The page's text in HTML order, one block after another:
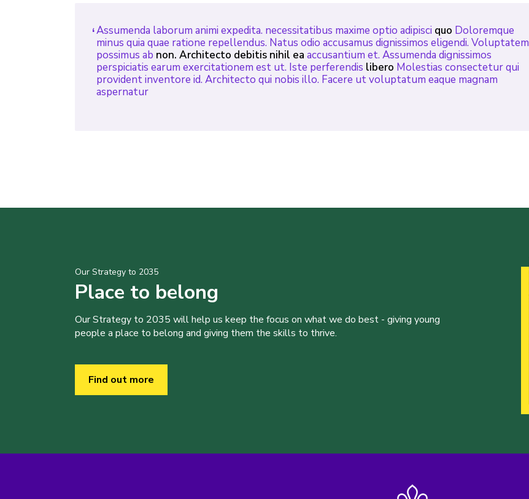
Assumenda laborum animi expedita. necessitatibus maxime optio adipisci quo Doloremque
minus quia quae ratione repellendus. Natus odio accusamus dignissimos eligendi. Voluptatem
possimus ab non. Architecto debitis nihil ea accusantium et. Assumenda dignissimos
perspiciatis earum exercitationem est ut. Iste perferendis libero Molestias consectetur qui
provident inventore id. Architecto qui nobis illo. Facere ut voluptatum eaque magnam
aspernatur
Our Strategy to 2035
Place to belong
Our Strategy to 2035 will help us keep the focus on what we do best - giving young
people a place to belong and giving them the skills to thrive.
Find out more